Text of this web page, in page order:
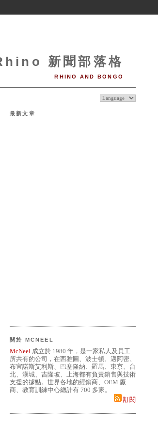
新聞部落格
RHINO AND BONGO
最新文章
關於 MCNEEL
McNeel 成立於 1980 年，是一家私人及員工
所共有的公司，在西雅圖、波士頓、邁阿密、
布宜諾斯艾利斯、巴塞隆納、羅馬、東京、台
北、漢城、吉隆坡、上海都有負責銷售與技術
支援的據點。世界各地的經銷商、OEM 廠
商、教育訓練中心總計有 700 多家。
訂閱